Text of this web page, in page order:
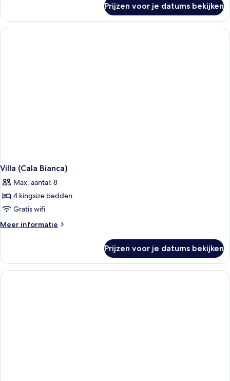
laden
terras,
uitzicht
op
Prijzen voor je datums bekijken
Villa (Cala Bianca)
Max. aantal: 8
4 kingsize bedden
Gratis wifi
Meer informatie
Meer
(Cala
Bianca)
Prijzen voor je datums bekijken